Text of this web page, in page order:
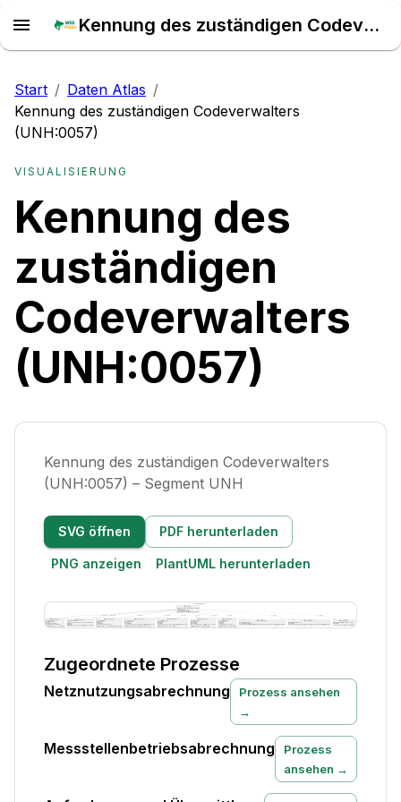
Kennung des zuständigen Codeverwalters (UNH:0057) – Daten Atlas
Start / Daten Atlas /
Kennung des zuständigen Codeverwalters
(UNH:0057)
VISUALISIERUNG
Kennung des
zuständigen
Codeverwalters
(UNH:0057)
Kennung des zuständigen Codeverwalters
(UNH:0057) – Segment UNH
SVG öffnen PDF herunterladen
PNG anzeigen PlantUML herunterladen
Zugeordnete Prozesse
Netznutzungsabrechnung
Prozess ansehen
→
Messstellenbetriebsabrechnung
Prozess
ansehen →